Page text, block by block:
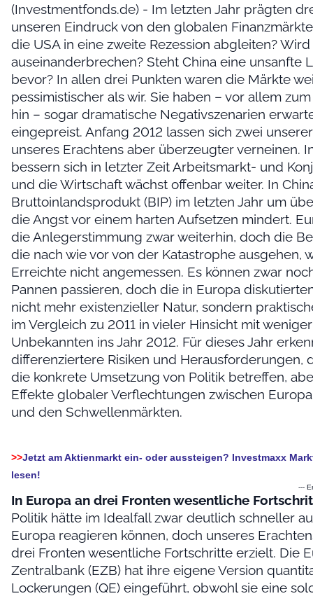
(Investmentfonds.de) - Im letzten Jahr prägten
unseren Eindruck von den globalen
die USA in eine zweite Rezession abgleiten?
auseinanderbrechen? Steht China eine unsanfte
bevor? In allen drei Punkten waren die Märkte
pessimistischer als wir. Sie haben – vor allem
hin – sogar dramatische Negativszenarien
eingepreist. Anfang 2012 lassen sich zwei
unseres Erachtens aber überzeugter verneinen.
bessern sich in letzter Zeit Arbeitsmarkt- und
und die Wirtschaft wächst offenbar weiter. In
Bruttoinlandsprodukt (BIP) im letzten Jahr um
die Angst vor einem harten Aufsetzen mindert.
die Anlegerstimmung zwar weiterhin, doch die
die nach wie vor von der Katastrophe ausgehen,
Erreichte nicht angemessen. Es können zwar
Pannen passieren, doch die in Europa
nicht mehr existenzieller Natur, sondern
im Vergleich zu 2011 in vieler Hinsicht mit weniger
Unbekannten ins Jahr 2012. Für dieses Jahr
differenziertere Risiken und Herausforderungen,
die konkrete Umsetzung von Politik betreffen,
Effekte globaler Verflechtungen zwischen
und den Schwellenmärkten.
>>Jetzt am Aktienmarkt ein- oder aussteigen? Investmaxx
lesen!
---
In Europa an drei Fronten wesentliche
Politik hätte im Idealfall zwar deutlich schneller
Europa reagieren können, doch unseres
drei Fronten wesentliche Fortschritte erzielt. Die
Zentralbank (EZB) hat ihre eigene Version
Lockerungen (QE) eingeführt, obwohl sie eine